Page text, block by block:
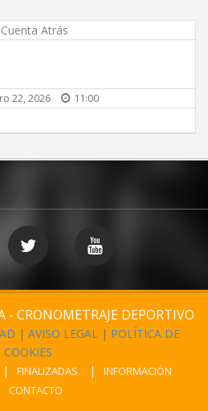
Atrás
22, 2026 11:00
CRONOMETRAJE DEPORTIVO
| AVISO LEGAL | POLÍTICA DE
COOKIES
FINALIZADAS
INFORMACIÓN
CONTACTO